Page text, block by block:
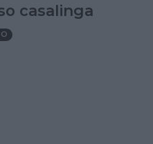
casalinga